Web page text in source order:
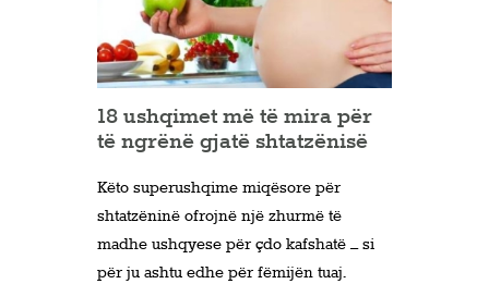
18 ushqimet më të mira për
të ngrënë gjatë shtatzënisë
Këto superushqime miqësore për
shtatzëninë ofrojnë një zhurmë të
madhe ushqyese për çdo kafshatë – si
për ju ashtu edhe për fëmijën tuaj.